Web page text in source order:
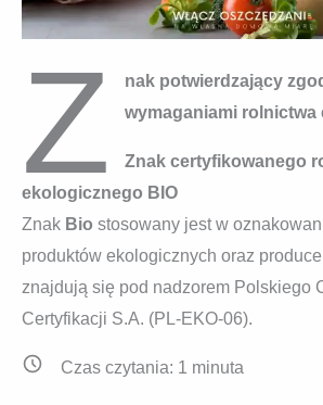
Z
nak potwierdzający
wymaganiami
Znak certyfikowanego
ekologicznego BIO
Znak Bio stosowany jest w
produktów ekologicznych oraz
znajdują się pod nadzorem Polskiego
Certyfikacji S.A. (PL-EKO-06).
Czas czytania: 1 minuta